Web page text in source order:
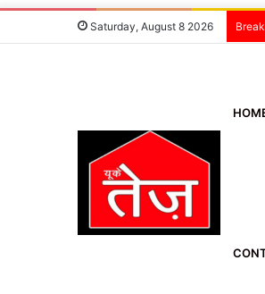
Saturday, August 8 2026